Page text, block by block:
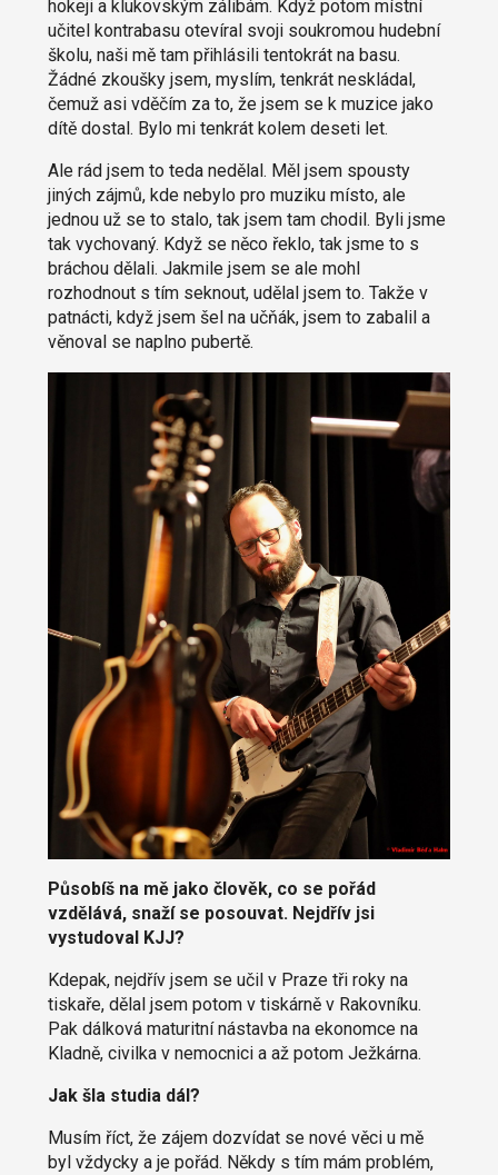
hokeji a klukovským zálibám. Když potom místní
učitel kontrabasu otevíral svoji soukromou hudební
školu, naši mě tam přihlásili tentokrát na basu.
Žádné zkoušky jsem, myslím, tenkrát neskládal,
čemuž asi vděčím za to, že jsem se k muzice jako
dítě dostal. Bylo mi tenkrát kolem deseti let.
Ale rád jsem to teda nedělal. Měl jsem spousty
jiných zájmů, kde nebylo pro muziku místo, ale
jednou už se to stalo, tak jsem tam chodil. Byli jsme
tak vychovaný. Když se něco řeklo, tak jsme to s
bráchou dělali. Jakmile jsem se ale mohl
rozhodnout s tím seknout, udělal jsem to. Takže v
patnácti, když jsem šel na učňák, jsem to zabalil a
věnoval se naplno pubertě.
Působíš na mě jako člověk, co se pořád
vzdělává, snaží se posouvat. Nejdřív jsi
vystudoval KJJ?
Kdepak, nejdřív jsem se učil v Praze tři roky na
tiskaře, dělal jsem potom v tiskárně v Rakovníku.
Pak dálková maturitní nástavba na ekonomce na
Kladně, civilka v nemocnici a až potom Ježkárna.
Jak šla studia dál?
Musím říct, že zájem dozvídat se nové věci u mě
byl vždycky a je pořád. Někdy s tím mám problém,